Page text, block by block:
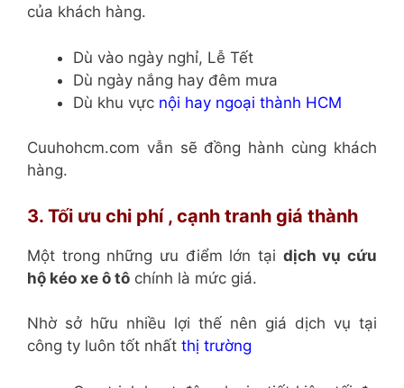
của khách hàng.
Dù vào ngày nghỉ, Lễ Tết
Dù ngày nắng hay đêm mưa
Dù khu vực nội hay ngoại thành HCM
Cuuhohcm.com vẫn sẽ đồng hành cùng khách
hàng.
3. Tối ưu chi phí , cạnh tranh giá thành
Một trong những ưu điểm lớn tại dịch vụ cứu
hộ kéo xe ô tô chính là mức giá.
Nhờ sở hữu nhiều lợi thế nên giá dịch vụ tại
công ty luôn tốt nhất thị trường